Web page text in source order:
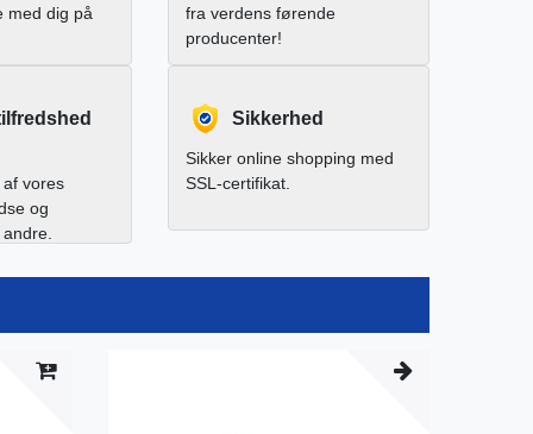
med dig på
fra verdens førende
producenter!
vores
og
Sikkerhed
Sikker online shopping med
SSL-certifikat.